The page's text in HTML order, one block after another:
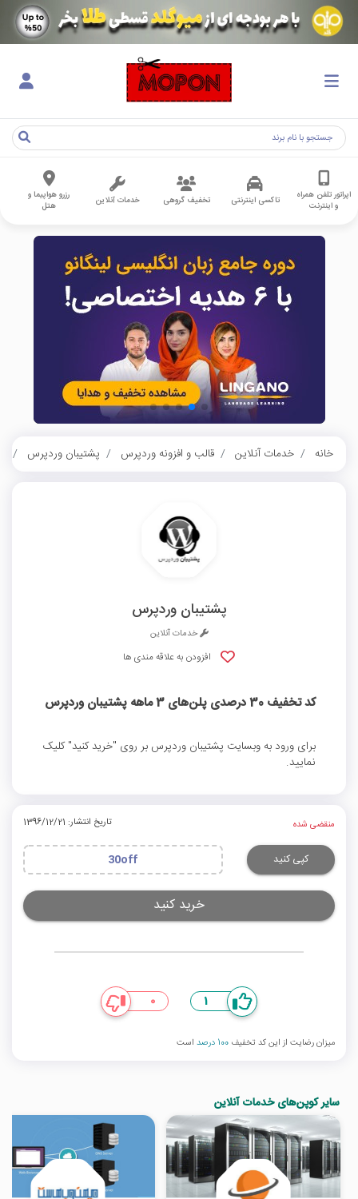
اپراتور تلفن همراه
و اینترنت
تاکسی اینترنتی تخفیف گروهی خدمات آنلاین
رزرو هواپیما و
هتل
خانه خدمات آنلاین قالب و افزونه وردپرس پشتیبان وردپرس
پشتیبان وردپرس
خدمات آنلاین
افزودن به علاقه مندی ها
کد تخفیف 30 درصدی پلن‌های 3 ماهه پشتیبان وردپرس
برای ورود به وبسایت پشتیبان وردپرس بر روی "خرید کنید" کلیک
نمایید.
منقضی شده تاریخ انتشار: 1396/12/21
کپی کنید 30off
خرید کنید
1
0
میزان رضایت از این کد تخفیف 100 درصد است
سایر کوپن‌های خدمات آنلاین